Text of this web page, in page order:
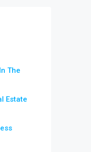
The
Estate